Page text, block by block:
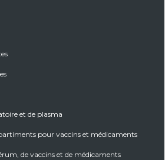
et de plasma
pour vaccins et médicaments
de vaccins et de médicaments